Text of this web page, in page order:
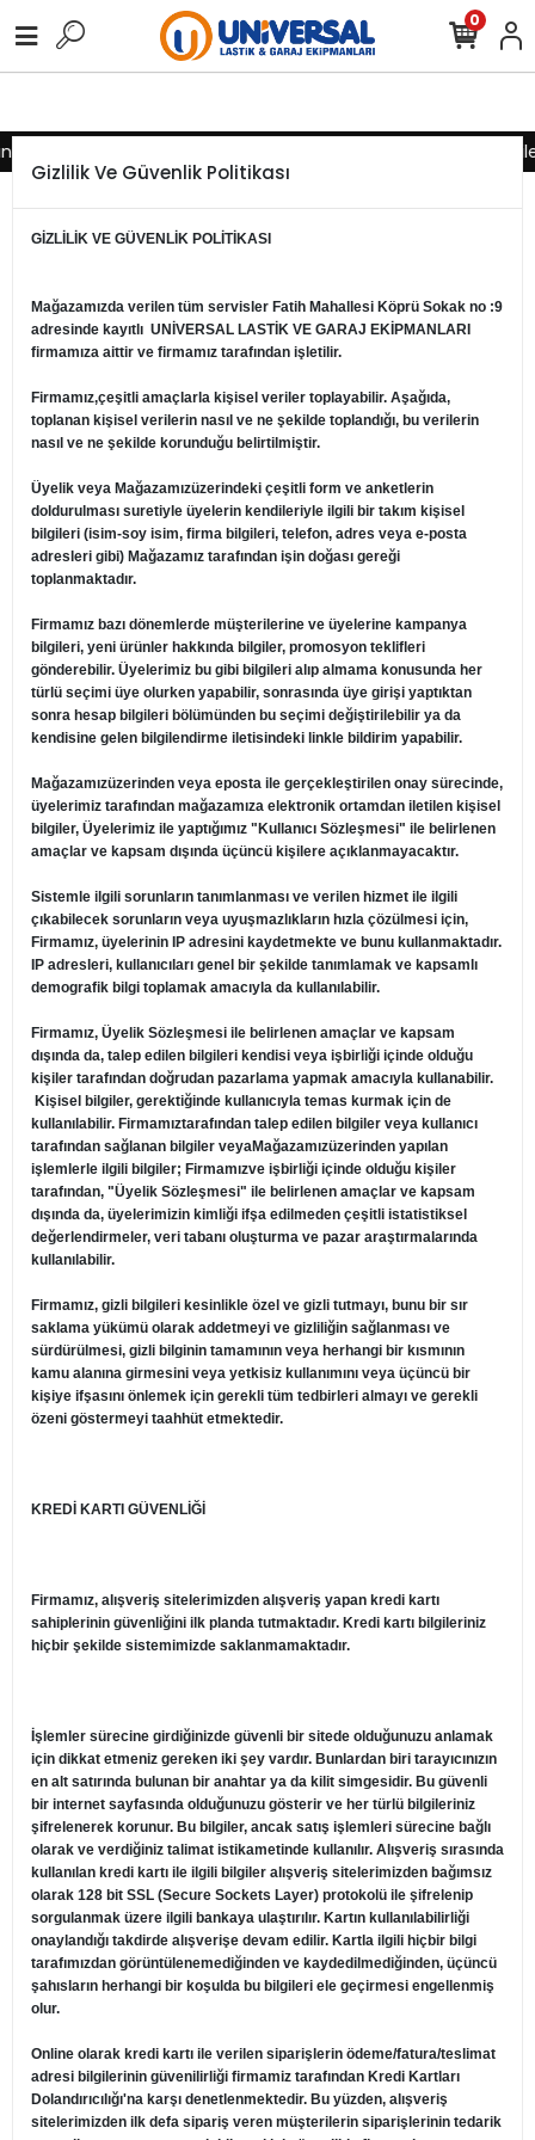
için lütfen iletişime geçiniz Toptan alımlarınız için lütfen
0
Gizlilik Ve Güvenlik Politikası
GİZLİLİK VE GÜVENLİK POLİTİKASI
Mağazamızda verilen tüm servisler Fatih Mahallesi Köprü Sokak no :9
adresinde kayıtlı UNİVERSAL LASTİK VE GARAJ EKİPMANLARI
firmamıza aittir ve firmamız tarafından işletilir.
Firmamız,çeşitli amaçlarla kişisel veriler toplayabilir. Aşağıda,
toplanan kişisel verilerin nasıl ve ne şekilde toplandığı, bu verilerin
nasıl ve ne şekilde korunduğu belirtilmiştir.
Üyelik veya Mağazamızüzerindeki çeşitli form ve anketlerin
doldurulması suretiyle üyelerin kendileriyle ilgili bir takım kişisel
bilgileri (isim-soy isim, firma bilgileri, telefon, adres veya e-posta
adresleri gibi) Mağazamız tarafından işin doğası gereği
toplanmaktadır.
Firmamız bazı dönemlerde müşterilerine ve üyelerine kampanya
bilgileri, yeni ürünler hakkında bilgiler, promosyon teklifleri
gönderebilir. Üyelerimiz bu gibi bilgileri alıp almama konusunda her
türlü seçimi üye olurken yapabilir, sonrasında üye girişi yaptıktan
sonra hesap bilgileri bölümünden bu seçimi değiştirilebilir ya da
kendisine gelen bilgilendirme iletisindeki linkle bildirim yapabilir.
Mağazamızüzerinden veya eposta ile gerçekleştirilen onay sürecinde,
üyelerimiz tarafından mağazamıza elektronik ortamdan iletilen kişisel
bilgiler, Üyelerimiz ile yaptığımız "Kullanıcı Sözleşmesi" ile belirlenen
amaçlar ve kapsam dışında üçüncü kişilere açıklanmayacaktır.
Sistemle ilgili sorunların tanımlanması ve verilen hizmet ile ilgili
çıkabilecek sorunların veya uyuşmazlıkların hızla çözülmesi için,
Firmamız, üyelerinin IP adresini kaydetmekte ve bunu kullanmaktadır.
IP adresleri, kullanıcıları genel bir şekilde tanımlamak ve kapsamlı
demografik bilgi toplamak amacıyla da kullanılabilir.
Firmamız, Üyelik Sözleşmesi ile belirlenen amaçlar ve kapsam
dışında da, talep edilen bilgileri kendisi veya işbirliği içinde olduğu
kişiler tarafından doğrudan pazarlama yapmak amacıyla kullanabilir.
Kişisel bilgiler, gerektiğinde kullanıcıyla temas kurmak için de
kullanılabilir. Firmamıztarafından talep edilen bilgiler veya kullanıcı
tarafından sağlanan bilgiler veyaMağazamızüzerinden yapılan
işlemlerle ilgili bilgiler; Firmamızve işbirliği içinde olduğu kişiler
tarafından, "Üyelik Sözleşmesi" ile belirlenen amaçlar ve kapsam
dışında da, üyelerimizin kimliği ifşa edilmeden çeşitli istatistiksel
değerlendirmeler, veri tabanı oluşturma ve pazar araştırmalarında
kullanılabilir.
Firmamız, gizli bilgileri kesinlikle özel ve gizli tutmayı, bunu bir sır
saklama yükümü olarak addetmeyi ve gizliliğin sağlanması ve
sürdürülmesi, gizli bilginin tamamının veya herhangi bir kısmının
kamu alanına girmesini veya yetkisiz kullanımını veya üçüncü bir
kişiye ifşasını önlemek için gerekli tüm tedbirleri almayı ve gerekli
özeni göstermeyi taahhüt etmektedir.
KREDİ KARTI GÜVENLİĞİ
Firmamız, alışveriş sitelerimizden alışveriş yapan kredi kartı
sahiplerinin güvenliğini ilk planda tutmaktadır. Kredi kartı bilgileriniz
hiçbir şekilde sistemimizde saklanmamaktadır.
İşlemler sürecine girdiğinizde güvenli bir sitede olduğunuzu anlamak
için dikkat etmeniz gereken iki şey vardır. Bunlardan biri tarayıcınızın
en alt satırında bulunan bir anahtar ya da kilit simgesidir. Bu güvenli
bir internet sayfasında olduğunuzu gösterir ve her türlü bilgileriniz
şifrelenerek korunur. Bu bilgiler, ancak satış işlemleri sürecine bağlı
olarak ve verdiğiniz talimat istikametinde kullanılır. Alışveriş sırasında
kullanılan kredi kartı ile ilgili bilgiler alışveriş sitelerimizden bağımsız
olarak 128 bit SSL (Secure Sockets Layer) protokolü ile şifrelenip
sorgulanmak üzere ilgili bankaya ulaştırılır. Kartın kullanılabilirliği
onaylandığı takdirde alışverişe devam edilir. Kartla ilgili hiçbir bilgi
tarafımızdan görüntülenemediğinden ve kaydedilmediğinden, üçüncü
şahısların herhangi bir koşulda bu bilgileri ele geçirmesi engellenmiş
olur.
Online olarak kredi kartı ile verilen siparişlerin ödeme/fatura/teslimat
adresi bilgilerinin güvenilirliği firmamiz tarafından Kredi Kartları
Dolandırıcılığı'na karşı denetlenmektedir. Bu yüzden, alışveriş
sitelerimizden ilk defa sipariş veren müşterilerin siparişlerinin tedarik